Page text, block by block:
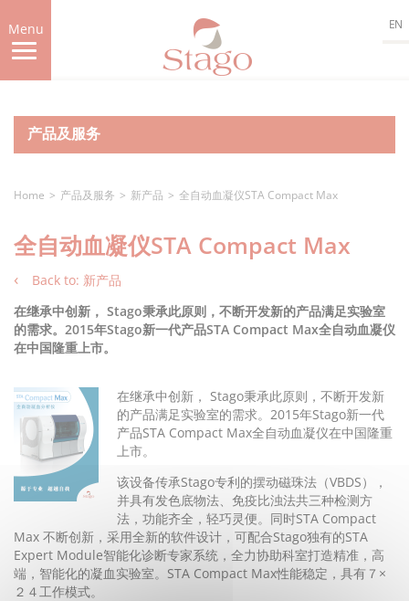
to
main
content
Menu EN
产品及服务
Home 产品及服务 新产品 全自动血凝仪STA Compact Max
全自动血凝仪STA Compact Max
Back to: 新产品
在继承中创新， Stago秉承此原则，不断开发新的产品满足实验室
的需求。2015年Stago新一代产品STA Compact Max全自动血凝仪
在中国隆重上市。
在继承中创新， Stago秉承此原则，不断开发新
的产品满足实验室的需求。2015年Stago新一代
产品STA Compact Max全自动血凝仪在中国隆重
上市。
该设备传承Stago专利的摆动磁珠法（VBDS），
并具有发色底物法、免疫比浊法共三种检测方
法，功能齐全，轻巧灵便。同时STA Compact
Max 不断创新，采用全新的软件设计，可配合Stago独有的STA
Expert Module智能化诊断专家系统，全力协助科室打造精准，高
端，智能化的凝血实验室。STA Compact Max性能稳定，具有７×
２４工作模式。